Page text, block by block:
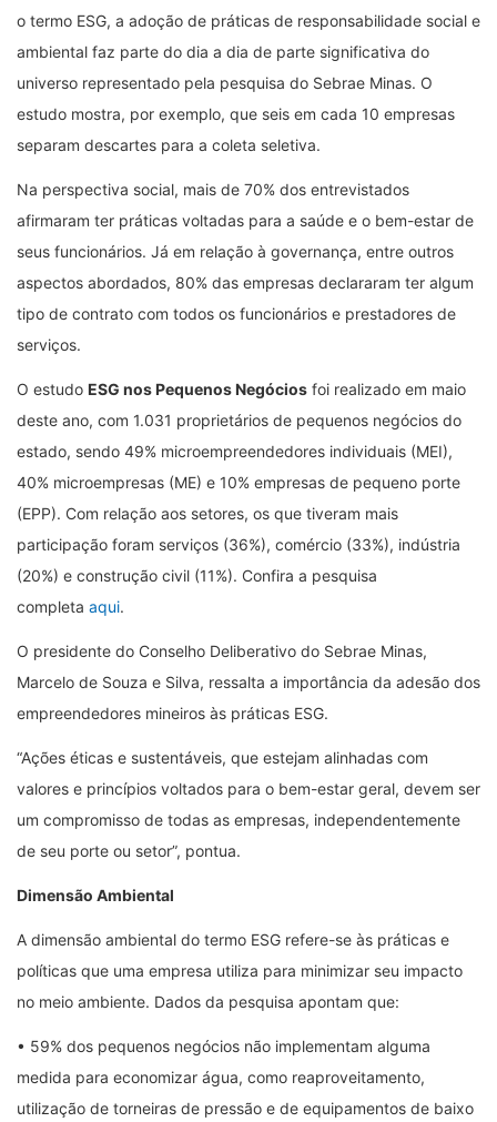
o termo ESG, a adoção de práticas de responsabilidade social e
ambiental faz parte do dia a dia de parte significativa do
universo representado pela pesquisa do Sebrae Minas. O
estudo mostra, por exemplo, que seis em cada 10 empresas
separam descartes para a coleta seletiva.
Na perspectiva social, mais de 70% dos entrevistados
afirmaram ter práticas voltadas para a saúde e o bem-estar de
seus funcionários. Já em relação à governança, entre outros
aspectos abordados, 80% das empresas declararam ter algum
tipo de contrato com todos os funcionários e prestadores de
serviços.
O estudo ESG nos Pequenos Negócios foi realizado em maio
deste ano, com 1.031 proprietários de pequenos negócios do
estado, sendo 49% microempreendedores individuais (MEI),
40% microempresas (ME) e 10% empresas de pequeno porte
(EPP). Com relação aos setores, os que tiveram mais
participação foram serviços (36%), comércio (33%), indústria
(20%) e construção civil (11%). Confira a pesquisa
completa aqui.
O presidente do Conselho Deliberativo do Sebrae Minas,
Marcelo de Souza e Silva, ressalta a importância da adesão dos
empreendedores mineiros às práticas ESG.
“Ações éticas e sustentáveis, que estejam alinhadas com
valores e princípios voltados para o bem-estar geral, devem ser
um compromisso de todas as empresas, independentemente
de seu porte ou setor”, pontua.
Dimensão Ambiental
A dimensão ambiental do termo ESG refere-se às práticas e
políticas que uma empresa utiliza para minimizar seu impacto
no meio ambiente. Dados da pesquisa apontam que:
• 59% dos pequenos negócios não implementam alguma
medida para economizar água, como reaproveitamento,
utilização de torneiras de pressão e de equipamentos de baixo